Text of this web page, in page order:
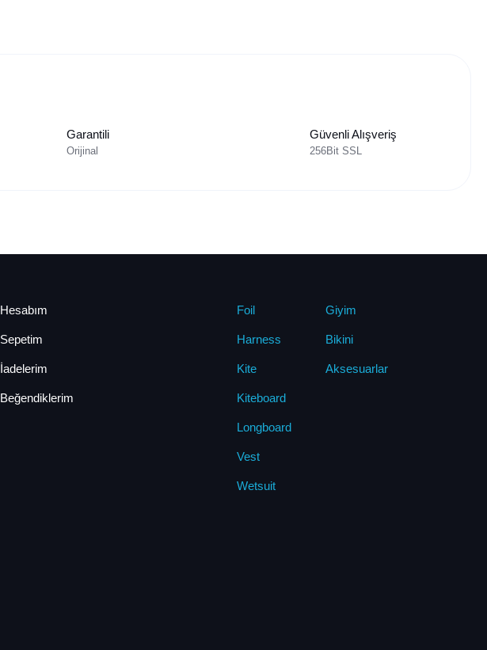
Garantili
Orijinal
Güvenli Alışveriş
256Bit SSL
Hesabım
Sepetim
İadelerim
Beğendiklerim
Foil
Harness
Kite
Kiteboard
Longboard
Vest
Wetsuit
Giyim
Bikini
Aksesuarlar